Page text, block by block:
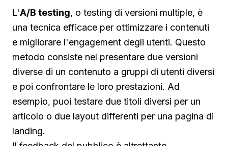
L'A/B testing, o testing di versioni multiple, è
una tecnica efficace per ottimizzare i contenuti
e migliorare l'engagement degli utenti. Questo
metodo consiste nel presentare due versioni
diverse di un contenuto a gruppi di utenti diversi
e poi confrontare le loro prestazioni. Ad
esempio, puoi testare due titoli diversi per un
articolo o due layout differenti per una pagina di
landing.